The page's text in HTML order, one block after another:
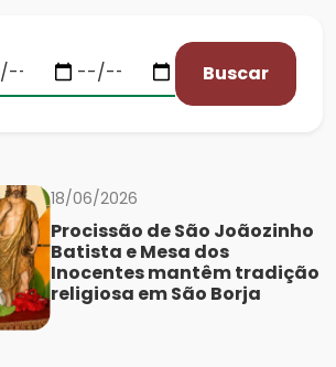
Buscar
18/06/2026
Procissão de São Joãozinho
Batista e Mesa dos
Inocentes mantêm tradição
religiosa em São Borja